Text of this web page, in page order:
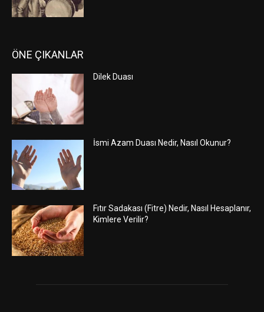
ÖNE ÇIKANLAR
Dilek Duası
İsmi Azam Duası Nedir, Nasıl Okunur?
Fıtır Sadakası (Fitre) Nedir, Nasıl Hesaplanır,
Kimlere Verilir?